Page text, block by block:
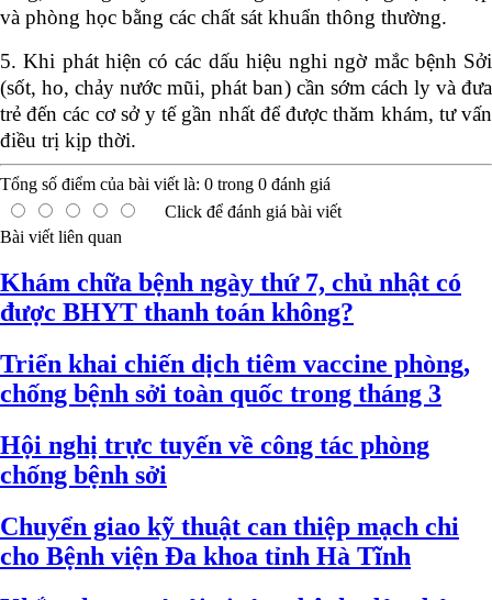
và phòng học bằng các chất sát khuẩn thông thường.
5. Khi phát hiện có các dấu hiệu nghi ngờ mắc bệnh Sởi
(sốt, ho, chảy nước mũi, phát ban) cần sớm cách ly và đưa
trẻ đến các cơ sở y tế gần nhất để được thăm khám, tư vấn
điều trị kịp thời.
Tổng số điểm của bài viết là: 0 trong 0 đánh giá
Click để đánh giá bài viết
Bài viết liên quan
Khám chữa bệnh ngày thứ 7, chủ nhật có
được BHYT thanh toán không?
Triển khai chiến dịch tiêm vaccine phòng,
chống bệnh sởi toàn quốc trong tháng 3
Hội nghị trực tuyến về công tác phòng
chống bệnh sởi
Chuyển giao kỹ thuật can thiệp mạch chi
cho Bệnh viện Đa khoa tỉnh Hà Tĩnh